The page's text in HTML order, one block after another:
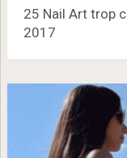
25 Nail Art trop
2017